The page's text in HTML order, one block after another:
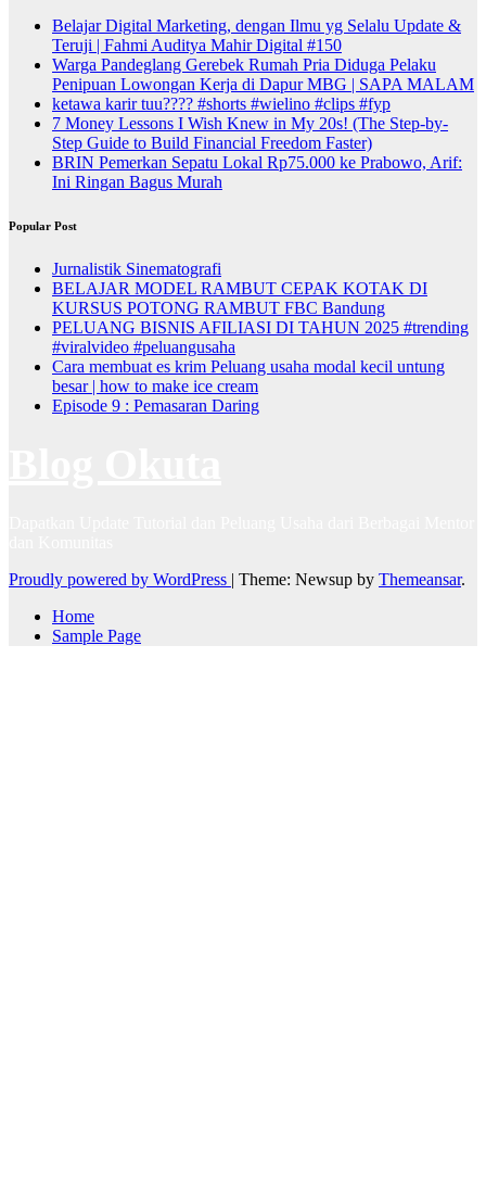
Belajar Digital Marketing, dengan Ilmu yg Selalu Update &
Teruji | Fahmi Auditya Mahir Digital #150
Warga Pandeglang Gerebek Rumah Pria Diduga Pelaku
Penipuan Lowongan Kerja di Dapur MBG | SAPA MALAM
ketawa karir tuu???? #shorts #wielino #clips #fyp
7 Money Lessons I Wish Knew in My 20s! (The Step-by-
Step Guide to Build Financial Freedom Faster)
BRIN Pemerkan Sepatu Lokal Rp75.000 ke Prabowo, Arif:
Ini Ringan Bagus Murah
Popular Post
Jurnalistik Sinematografi
BELAJAR MODEL RAMBUT CEPAK KOTAK DI
KURSUS POTONG RAMBUT FBC Bandung
PELUANG BISNIS AFILIASI DI TAHUN 2025 #trending
#viralvideo #peluangusaha
Cara membuat es krim Peluang usaha modal kecil untung
besar | how to make ice cream
Episode 9 : Pemasaran Daring
Proudly powered by WordPress | Theme: Newsup by Themeansar.
Home
Sample Page